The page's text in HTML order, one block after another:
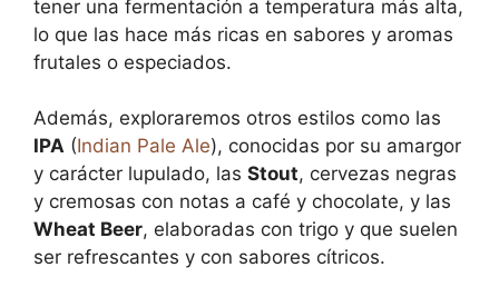
tener una fermentación a temperatura más alta,
lo que las hace más ricas en sabores y aromas
frutales o especiados.
Además, exploraremos otros estilos como las
IPA (Indian Pale Ale), conocidas por su amargor
y carácter lupulado, las Stout, cervezas negras
y cremosas con notas a café y chocolate, y las
Wheat Beer, elaboradas con trigo y que suelen
ser refrescantes y con sabores cítricos.